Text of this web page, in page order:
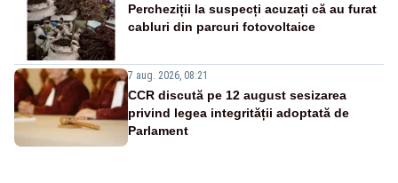
Percheziții la suspecți acuzați că au furat
cabluri din parcuri fotovoltaice
7 aug. 2026, 08:21
CCR discută pe 12 august sesizarea
privind legea integrității adoptată de
Parlament